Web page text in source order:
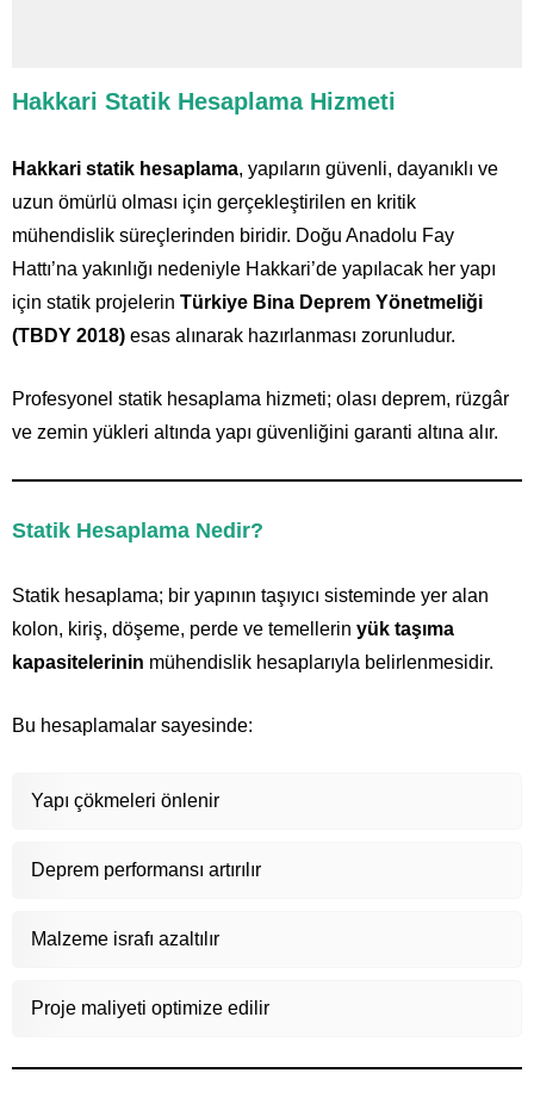
Hakkari Statik Hesaplama Hizmeti
Hakkari statik hesaplama, yapıların güvenli, dayanıklı ve
uzun ömürlü olması için gerçekleştirilen en kritik
mühendislik süreçlerinden biridir. Doğu Anadolu Fay
Hattı’na yakınlığı nedeniyle Hakkari’de yapılacak her yapı
için statik projelerin Türkiye Bina Deprem Yönetmeliği
(TBDY 2018) esas alınarak hazırlanması zorunludur.
Profesyonel statik hesaplama hizmeti; olası deprem, rüzgâr
ve zemin yükleri altında yapı güvenliğini garanti altına alır.
Statik Hesaplama Nedir?
Statik hesaplama; bir yapının taşıyıcı sisteminde yer alan
kolon, kiriş, döşeme, perde ve temellerin yük taşıma
kapasitelerinin mühendislik hesaplarıyla belirlenmesidir.
Bu hesaplamalar sayesinde:
Yapı çökmeleri önlenir
Deprem performansı artırılır
Malzeme israfı azaltılır
Proje maliyeti optimize edilir